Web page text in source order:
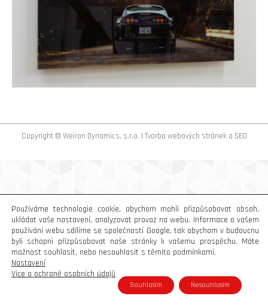
Copyright © Weiron Dynamics, s.r.o. | Tvorba webových stráneka SEO
Používáme technologie cookie, abychom mohli přizpůsobovat obsah,
ukládat vaše nastavení, analyzovat provoz na webu. Informace o vašem
používání webu sdílíme se společností Google, tak abychom v budoucnu
byli schopni přizpůsobovat naše stránky k vašemu prospěchu. Máte
možnost souhlasit, nebo nesouhlasit s těmito podmínkami.
Nastavení
Více o ochraně osobních údajů
Souhlasím Nesouhlasím